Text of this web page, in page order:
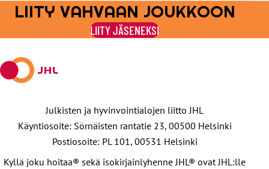
Jaa
Facebookissa
Jaa
viestipalvelu
X:ssä
Jaa
sähköpostilla
Jaa
WhatsAppilla
Jaa
Telegramilla
LIITY VAHVAAN JOUKKOON
LIITY JÄSENEKSI
Julkisten ja hyvinvointialojen liitto JHL
Käyntiosoite: Sörnäisten rantatie 23, 00500 Helsinki
Postiosoite: PL 101, 00531 Helsinki
Kyllä joku hoitaa® sekä isokirjainlyhenne JHL® ovat JHL:lle